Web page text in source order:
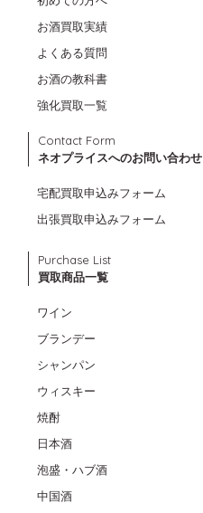
お酒買取実績
よくある質問
お酒の教科書
強化買取一覧
Contact Form
ネオプライスへのお問い合わせ
宅配買取申込みフォーム
出張買取申込みフォーム
Purchase List
買取商品一覧
ワイン
ブランデー
シャンパン
ウィスキー
焼酎
日本酒
泡盛・ハブ酒
中国酒